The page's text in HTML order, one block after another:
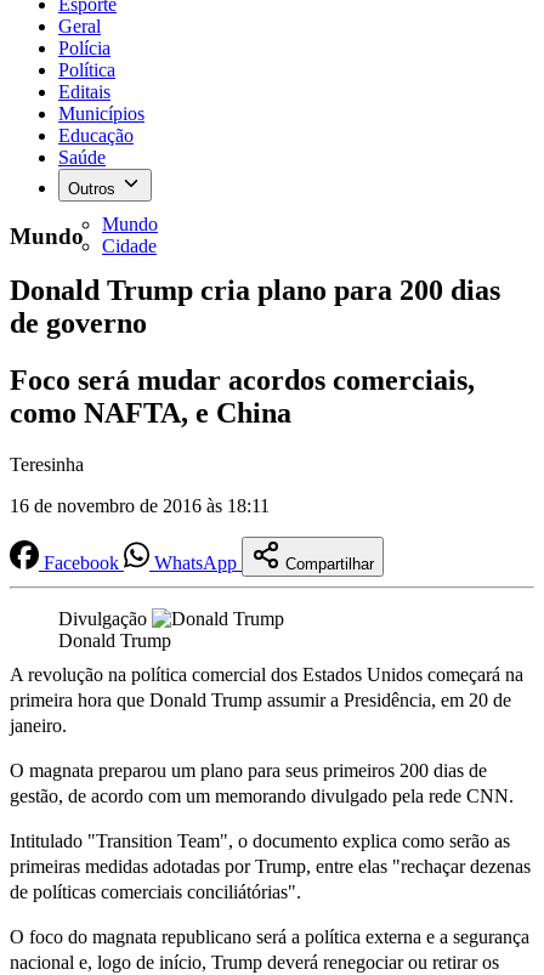
Geral
Polícia
Política
Editais
Municípios
Educação
Saúde
Outros
Mundo
Cidade
Mundo
Donald Trump cria plano para 200 dias
de governo
Foco será mudar acordos comerciais,
como NAFTA, e China
Teresinha
16 de novembro de 2016 às 18:11
Facebook WhatsApp Compartilhar
Divulgação
Donald Trump
A revolução na política comercial dos Estados Unidos começará na
primeira hora que Donald Trump assumir a Presidência, em 20 de
janeiro.
O magnata preparou um plano para seus primeiros 200 dias de
gestão, de acordo com um memorando divulgado pela rede CNN.
Intitulado "Transition Team", o documento explica como serão as
primeiras medidas adotadas por Trump, entre elas "rechaçar dezenas
de políticas comerciais conciliátórias".
O foco do magnata republicano será a política externa e a segurança
nacional e, logo de início, Trump deverá renegociar ou retirar os